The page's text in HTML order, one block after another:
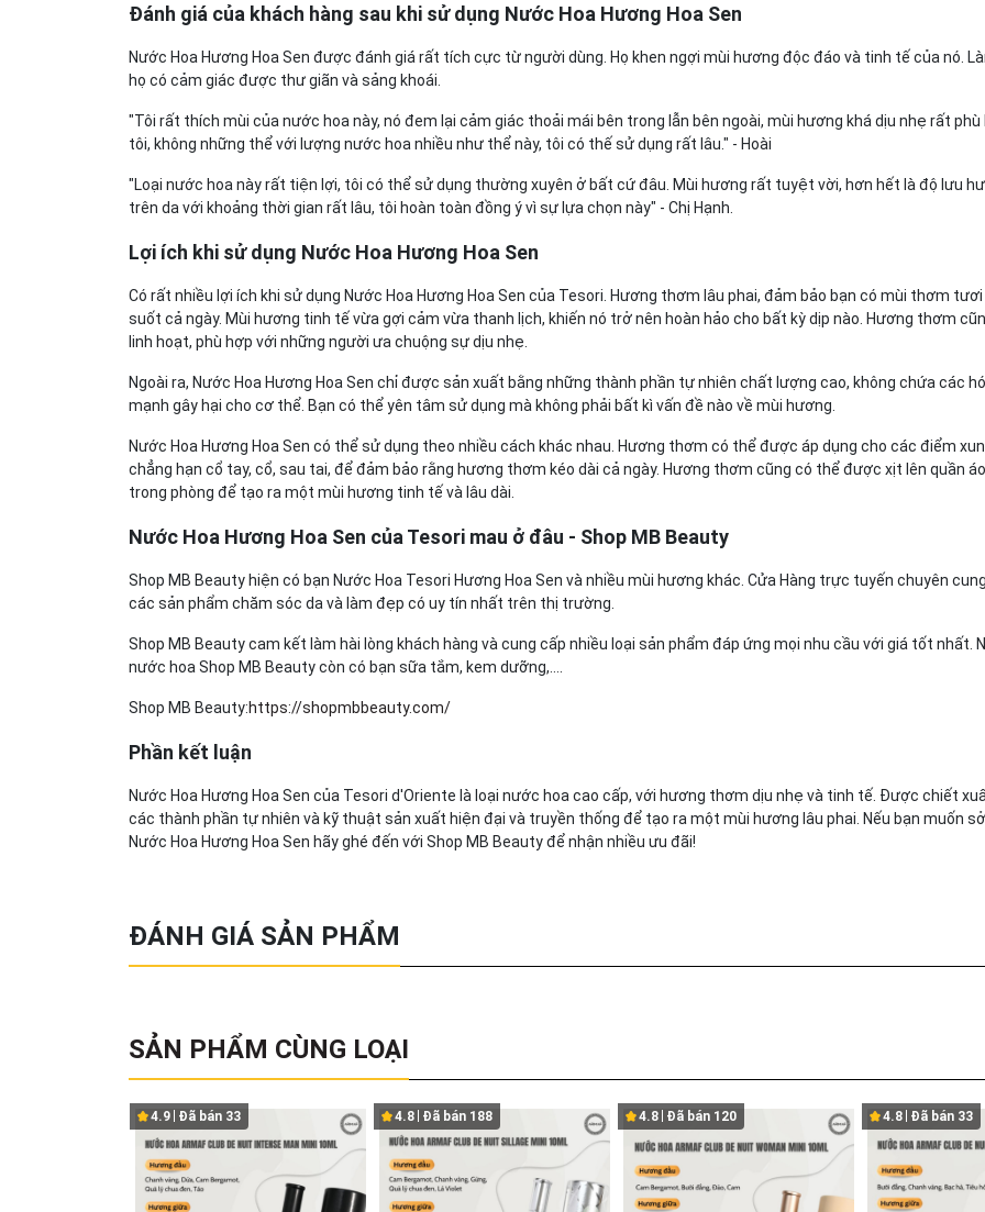
Đánh giá của khách hàng sau khi sử dụng Nước Hoa Hương Hoa Sen
Nước Hoa Hương Hoa Sen được đánh giá rất tích cực từ người dùng. Họ khen ngợi mùi hương độc đáo và tinh tế của nó.
họ có cảm giác được thư giãn và sảng khoái.
"Tôi rất thích mùi của nước hoa này, nó đem lại cảm giác thoải mái bên trong lẫn bên ngoài, mùi hương khá dịu nhẹ rất phù
tôi, không những thể với lượng nước hoa nhiều như thể này, tôi có thế sử dụng rất lâu." - Hoài
"Loại nước hoa này rất tiện lợi, tôi có thể sử dụng thường xuyên ở bất cứ đâu. Mùi hương rất tuyệt vời, hơn hết là độ lưu
trên da với khoảng thời gian rất lâu, tôi hoàn toàn đồng ý vì sự lựa chọn này" - Chị Hạnh.
Lợi ích khi sử dụng Nước Hoa Hương Hoa Sen
Có rất nhiều lợi ích khi sử dụng Nước Hoa Hương Hoa Sen của Tesori. Hương thơm lâu phai, đảm bảo bạn có mùi thơm
suốt cả ngày. Mùi hương tinh tế vừa gợi cảm vừa thanh lịch, khiến nó trở nên hoàn hảo cho bất kỳ dịp nào. Hương thơm
linh hoạt, phù hợp với những người ưa chuộng sự dịu nhẹ.
Ngoài ra, Nước Hoa Hương Hoa Sen chỉ được sản xuất bằng những thành phần tự nhiên chất lượng cao, không chứa các
mạnh gây hại cho cơ thể. Bạn có thể yên tâm sử dụng mà không phải bất kì vấn đề nào về mùi hương.
Nước Hoa Hương Hoa Sen có thể sử dụng theo nhiều cách khác nhau. Hương thơm có thể được áp dụng cho các điểm
chẳng hạn cổ tay, cổ, sau tai, để đảm bảo rằng hương thơm kéo dài cả ngày. Hương thơm cũng có thể được xịt lên quần
trong phòng để tạo ra một mùi hương tinh tế và lâu dài.
Nước Hoa Hương Hoa Sen của Tesori mau ở đâu - Shop MB Beauty
Shop MB Beauty hiện có bạn Nước Hoa Tesori Hương Hoa Sen và nhiều mùi hương khác. Cửa Hàng trực tuyến chuyên
các sản phẩm chăm sóc da và làm đẹp có uy tín nhất trên thị trường.
Shop MB Beauty cam kết làm hài lòng khách hàng và cung cấp nhiều loại sản phẩm đáp ứng mọi nhu cầu với giá tốt nhất.
nước hoa Shop MB Beauty còn có bạn sữa tắm, kem dưỡng,....
Shop MB Beauty:https://shopmbbeauty.com/
Phần kết luận
Nước Hoa Hương Hoa Sen của Tesori d'Oriente là loại nước hoa cao cấp, với hương thơm dịu nhẹ và tinh tế. Được chiết
các thành phần tự nhiên và kỹ thuật sản xuất hiện đại và truyền thống để tạo ra một mùi hương lâu phai. Nếu bạn muốn
Nước Hoa Hương Hoa Sen hãy ghé đến với Shop MB Beauty để nhận nhiều ưu đãi!
ĐÁNH GIÁ SẢN PHẨM
SẢN PHẨM CÙNG LOẠI
4.9 Đã bán 33 4.8 Đã bán 188 4.8 Đã bán 120 4.8 Đã bán 33